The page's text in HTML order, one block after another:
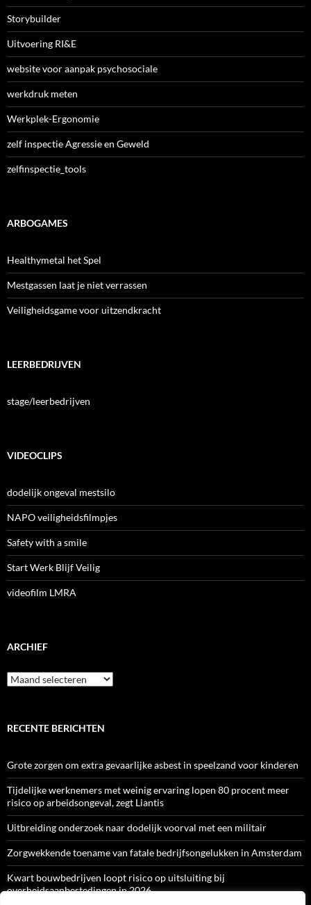
Storybuilder
Uitvoering RI&E
website voor aanpak psychosociale
werkdruk meten
Werkplek-Ergonomie
zelf inspectie Agressie en Geweld
zelfinspectie_tools
ARBOGAMES
Healthymetal het Spel
Mestgassen laat je niet verrassen
Veiligheidsgame voor uitzendkracht
LEERBEDRIJVEN
stage/leerbedrijven
VIDEOCLIPS
dodelijk ongeval mestsilo
NAPO veiligheidsfilmpjes
Safety with a smile
Start Werk Blijf Veilig
videofilm LMRA
ARCHIEF
Archief
RECENTE BERICHTEN
Grote zorgen om extra gevaarlijke asbest in speelzand voor kinderen
Tijdelijke werknemers met weinig ervaring lopen 80 procent meer
risico op arbeidsongeval, zegt Liantis
Uitbreiding onderzoek naar dodelijk voorval met een militair
Zorgwekkende toename van fatale bedrijfsongelukken in Amsterdam
Kwart bouwbedrijven loopt risico op uitsluiting bij
overheidsaanbestedingen in 2026